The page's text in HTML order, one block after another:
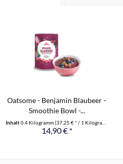
Oatsome - Benjamin Blaubeer -
Smoothie Bowl -...
Inhalt0.4 Kilogramm(37,25 € * / 1 Kilogramm)
14,90 € *